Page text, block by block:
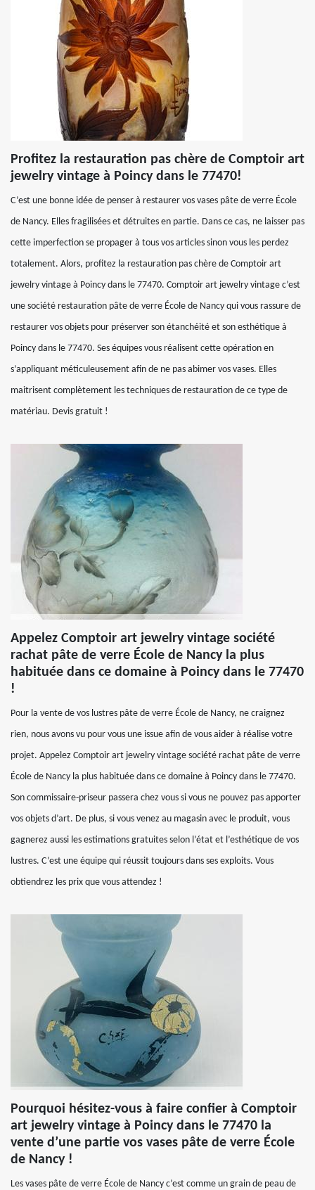
Profitez la restauration pas chère de Comptoir art
jewelry vintage à Poincy dans le 77470!
C’est une bonne idée de penser à restaurer vos vases pâte de verre École
de Nancy. Elles fragilisées et détruites en partie. Dans ce cas, ne laisser pas
cette imperfection se propager à tous vos articles sinon vous les perdez
totalement. Alors, profitez la restauration pas chère de Comptoir art
jewelry vintage à Poincy dans le 77470. Comptoir art jewelry vintage c’est
une société restauration pâte de verre École de Nancy qui vous rassure de
restaurer vos objets pour préserver son étanchéité et son esthétique à
Poincy dans le 77470. Ses équipes vous réalisent cette opération en
s’appliquant méticuleusement afin de ne pas abimer vos vases. Elles
maitrisent complètement les techniques de restauration de ce type de
matériau. Devis gratuit !
Appelez Comptoir art jewelry vintage société
rachat pâte de verre École de Nancy la plus
habituée dans ce domaine à Poincy dans le 77470
!
Pour la vente de vos lustres pâte de verre École de Nancy, ne craignez
rien, nous avons vu pour vous une issue afin de vous aider à réalise votre
projet. Appelez Comptoir art jewelry vintage société rachat pâte de verre
École de Nancy la plus habituée dans ce domaine à Poincy dans le 77470.
Son commissaire-priseur passera chez vous si vous ne pouvez pas apporter
vos objets d’art. De plus, si vous venez au magasin avec le produit, vous
gagnerez aussi les estimations gratuites selon l’état et l’esthétique de vos
lustres. C’est une équipe qui réussit toujours dans ses exploits. Vous
obtiendrez les prix que vous attendez !
Pourquoi hésitez-vous à faire confier à Comptoir
art jewelry vintage à Poincy dans le 77470 la
vente d’une partie vos vases pâte de verre École
de Nancy !
Les vases pâte de verre École de Nancy c’est comme un grain de peau de